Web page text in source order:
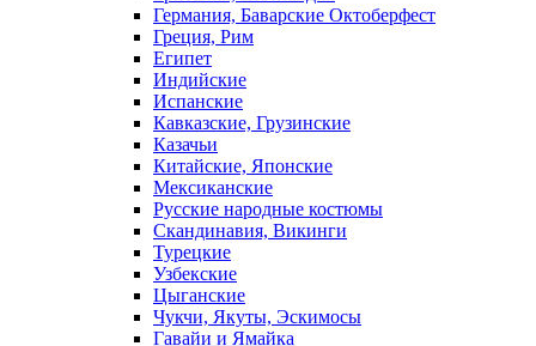
Германия, Баварские Октоберфест
Греция, Рим
Египет
Индийские
Испанские
Кавказские, Грузинские
Казачьи
Китайские, Японские
Мексиканские
Русские народные костюмы
Скандинавия, Викинги
Турецкие
Узбекские
Цыганские
Чукчи, Якуты, Эскимосы
Гавайи и Ямайка